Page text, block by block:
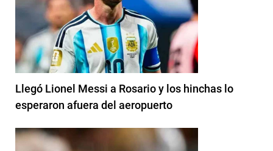
Llegó Lionel Messi a Rosario y los hinchas lo
esperaron afuera del aeropuerto